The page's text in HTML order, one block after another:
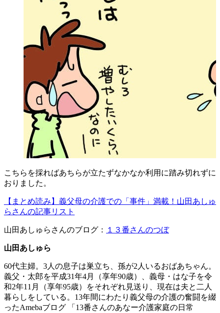
こちらを採ればあちらが立たずなかなか利用に踏み切れずに
おりました。
【まとめ読み】義父母の介護での「事件」満載！山田あしゅ
らさんの記事リスト
山田あしゅらさんのブログ： １３番さんのつぼ
山田あしゅら
60代主婦。3人の息子は巣立ち、孫が2人いるおばあちゃん。
義父・太郎を平成31年4月（享年90歳）、義母・はな子を令
和2年11月（享年95歳）をそれぞれ見送り、現在は夫と二人
暮らしをしている。13年間にわたり義父母の介護の奮闘を綴
ったAmebaブログ 「13番さんのあなー介護家庭の日常